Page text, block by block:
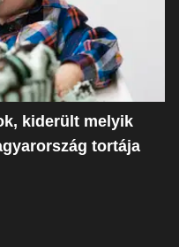
kiderült melyik
tortája